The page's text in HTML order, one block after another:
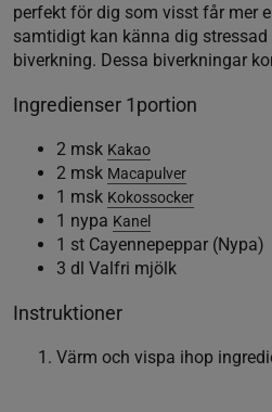
perfekt för dig som visst får mer
samtidigt kan känna dig
biverkning. Dessa biverkningar
Ingredienser 1portion
2 msk Kakao
2 msk Macapulver
1 msk Kokossocker
1 nypa Kanel
1 st Cayennepeppar (Nypa)
3 dl Valfri mjölk
Instruktioner
Värm och vispa ihop